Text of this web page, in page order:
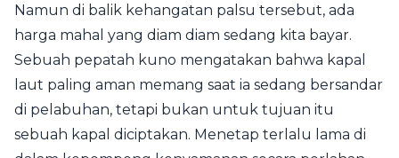
Namun di balik kehangatan palsu tersebut, ada
harga mahal yang diam diam sedang kita bayar.
Sebuah pepatah kuno mengatakan bahwa kapal
laut paling aman memang saat ia sedang bersandar
di pelabuhan, tetapi bukan untuk tujuan itu
sebuah kapal diciptakan. Menetap terlalu lama di